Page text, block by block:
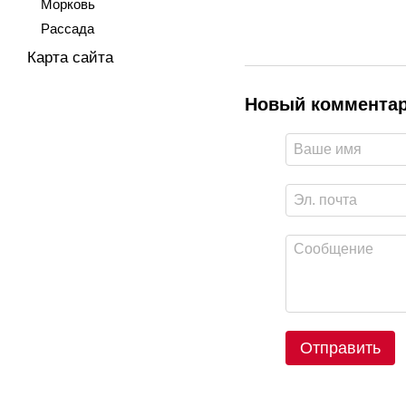
Новый
Отправить
Морковь
Рассада
Карта сайта